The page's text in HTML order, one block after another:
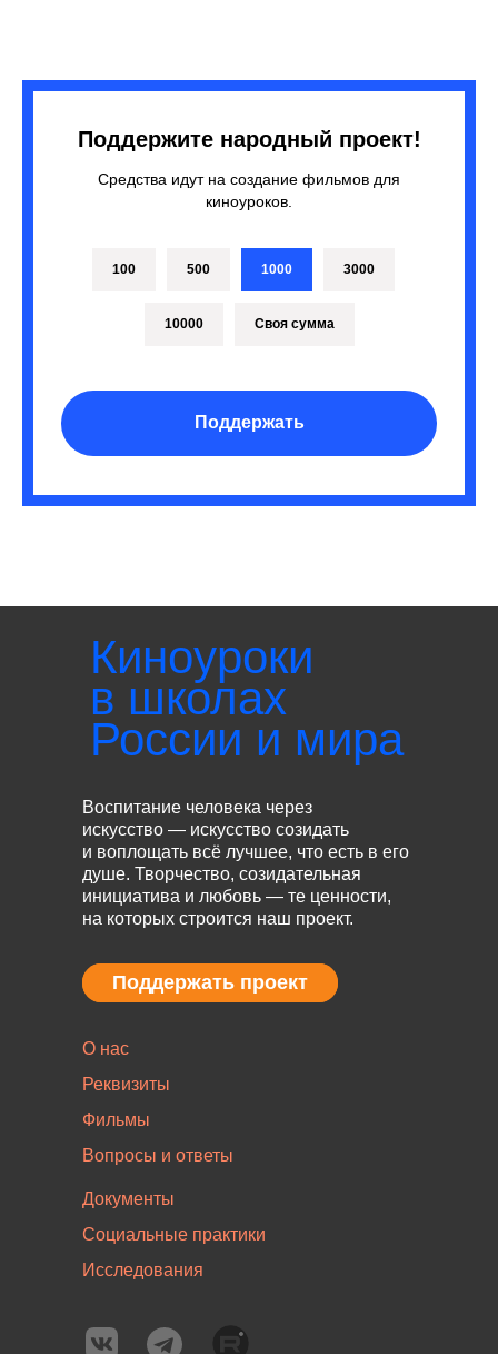
Поддержите народный проект!
Средства идут на создание фильмов для
киноуроков.
100 500 1000 3000
10000 Своя сумма
Поддержать
Киноуроки
в школах
России и мира
Воспитание человека через
искусство — искусство созидать
и воплощать всё лучшее, что есть в его
душе. Творчество, созидательная
инициатива и любовь — те ценности,
на которых строится наш проект.
Документы
Социальные практики
Исследования
О нас
Реквизиты
Фильмы
Вопросы и ответы
Поддержать проект
Поддержать проект